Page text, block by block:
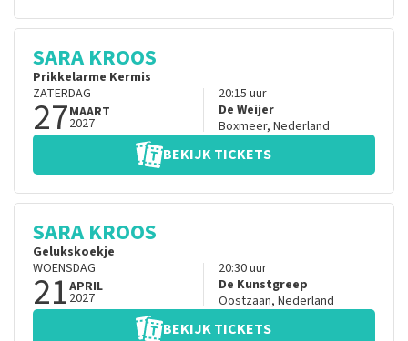
SARA KROOS
Prikkelarme Kermis
ZATERDAG
27MAART
2027
20:15 uur
De Weijer
Boxmeer, Nederland
BEKIJK TICKETS
SARA KROOS
Gelukskoekje
WOENSDAG
21APRIL
2027
20:30uur
De Kunstgreep
Oostzaan, Nederland
BEKIJK TICKETS